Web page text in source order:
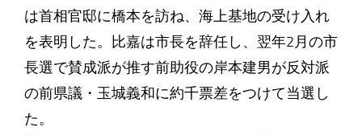
は首相官邸に橋本を訪ね、海上基地の受け入れ
を表明した。比嘉は市長を辞任し、翌年2月の市
長選で賛成派が推す前助役の岸本建男が反対派
の前県議・玉城義和に約千票差をつけて当選し
た。